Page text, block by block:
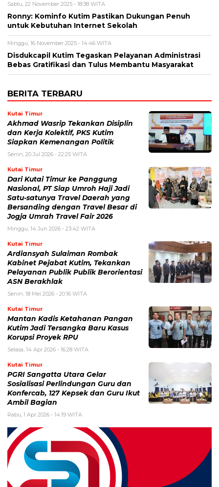
Sabtu, 22 November 2025 - 18:38 WITA
Ronny: Kominfo Kutim Pastikan Dukungan Penuh
untuk Kebutuhan Internet Sekolah
Minggu, 16 November 2025 - 14:46 WITA
Disdukcapil Kutim Tegaskan Pelayanan Administrasi
Bebas Gratifikasi dan Tulus Membantu Masyarakat
BERITA TERBARU
Kutai Timur
Akhmad Wasrip Tekankan Disiplin
dan Kerja Kolektif, PKS Kutim
Siapkan Kemenangan Politik
Senin, 20 Jul 2026 - 22:25 WITA
Kutai Timur
Dari Kutai Timur ke Panggung
Nasional, PT Siap Umroh Haji Jadi
Satu-satunya Travel Daerah yang
Bersanding dengan Travel Besar di
Jogja Umrah Travel Fair 2026
Minggu, 14 Jun 2026 - 23:42 WITA
Kutai Timur
Ardiansyah Sulaiman Rombak
Kabinet Pejabat Kutim, Tekankan
Pelayanan Publik Publik Berorientasi
ASN Berakhlak
Senin, 18 Mei 2026 - 20:16 WITA
Kutai Timur
Mantan Kadis Ketahanan Pangan
Kutim Jadi Tersangka Baru Kasus
Korupsi Proyek RPU
Selasa, 14 Apr 2026 - 16:28 WITA
Kutai Timur
PGRI Sangatta Utara Gelar
Sosialisasi Perlindungan Guru dan
Konfercab, 127 Kepsek dan Guru Ikut
Ambil Bagian
Rabu, 1 Apr 2026 - 14:19 WITA